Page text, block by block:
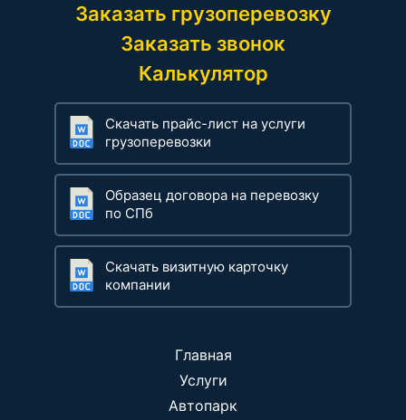
Заказать грузоперевозку
Заказать звонок
Калькулятор
Скачать прайс-лист на услуги
грузоперевозки
Образец договора на перевозку
по СПб
Скачать визитную карточку
компании
Главная
Услуги
Автопарк